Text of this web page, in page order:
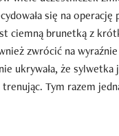
się na operację
ciemną brunetką z
zwrócić na
ukrywała, że
Tym razem